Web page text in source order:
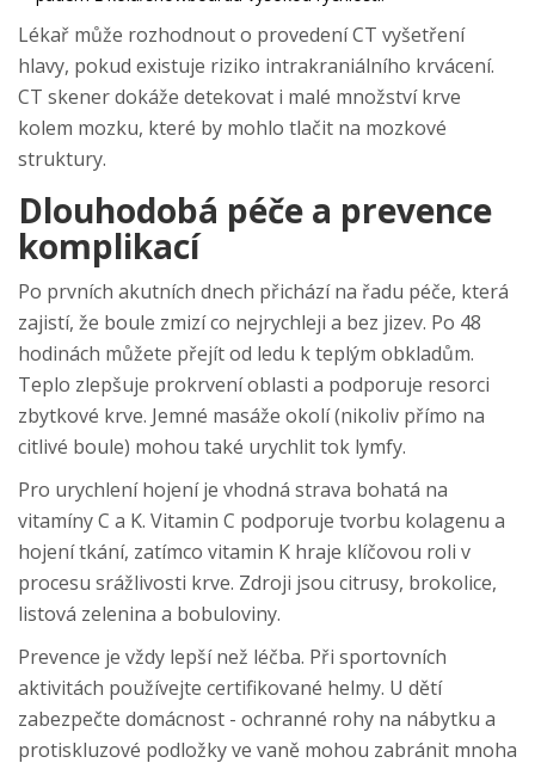
Lékař může rozhodnout o provedení CT vyšetření
hlavy, pokud existuje riziko intrakraniálního krvácení.
CT skener dokáže detekovat i malé množství krve
kolem mozku, které by mohlo tlačit na mozkové
struktury.
Dlouhodobá péče a prevence
komplikací
Po prvních akutních dnech přichází na řadu péče, která
zajistí, že boule zmizí co nejrychleji a bez jizev. Po 48
hodinách můžete přejít od ledu k teplým obkladům.
Teplo zlepšuje prokrvení oblasti a podporuje resorci
zbytkové krve. Jemné masáže okolí (nikoliv přímo na
citlivé boule) mohou také urychlit tok lymfy.
Pro urychlení hojení je vhodná strava bohatá na
vitamíny C a K. Vitamin C podporuje tvorbu kolagenu a
hojení tkání, zatímco vitamin K hraje klíčovou roli v
procesu srážlivosti krve. Zdroji jsou citrusy, brokolice,
listová zelenina a bobuloviny.
Prevence je vždy lepší než léčba. Při sportovních
aktivitách používejte certifikované helmy. U dětí
zabezpečte domácnost - ochranné rohy na nábytku a
protiskluzové podložky ve vaně mohou zabránit mnoha